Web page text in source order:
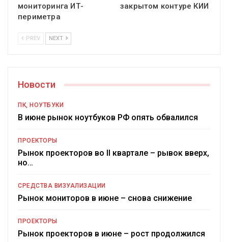
мониторинга ИТ-
периметра
закрытом контуре КИИ
PREV NEXT
Новости
ПК, НОУТБУКИ
В июне рынок ноутбуков РФ опять обвалился
ПРОЕКТОРЫ
Рынок проекторов во II квартале – рывок вверх,
но…
СРЕДСТВА ВИЗУАЛИЗАЦИИ
Рынок мониторов в июне – снова снижение
ПРОЕКТОРЫ
Рынок проекторов в июне – рост продолжился